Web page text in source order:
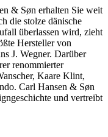
& Søn erhalten Sie weit
die stolze dänische
überlassen wird, zieht
Hersteller von
J. Wegner. Darüber
renommierter
Kaare Klint,
Carl Hansen & Søn
und vertreibt